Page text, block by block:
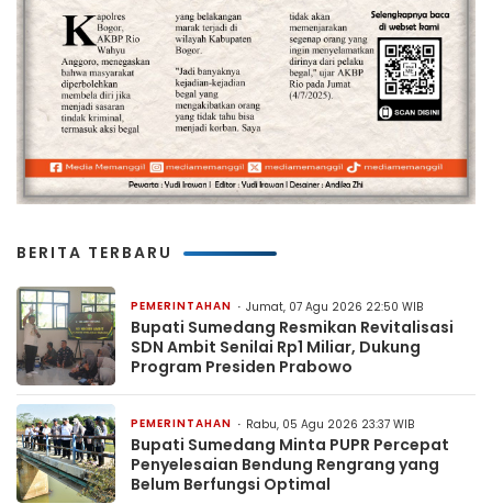
BERITA TERBARU
PEMERINTAHAN Jumat, 07 Agu 2026 22:50 WIB
Bupati Sumedang Resmikan Revitalisasi
SDN Ambit Senilai Rp1 Miliar, Dukung
Program Presiden Prabowo
PEMERINTAHAN Rabu, 05 Agu 2026 23:37 WIB
Bupati Sumedang Minta PUPR Percepat
Penyelesaian Bendung Rengrang yang
Belum Berfungsi Optimal